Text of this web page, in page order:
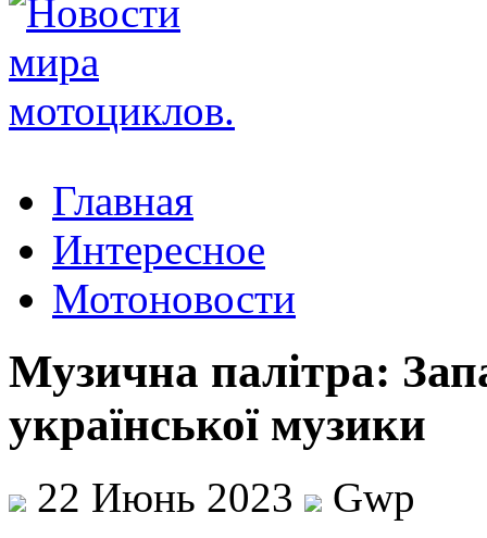
Главная
Интересное
Мотоновости
Музична палітра:
української музики
22 Июнь 2023
Gwp